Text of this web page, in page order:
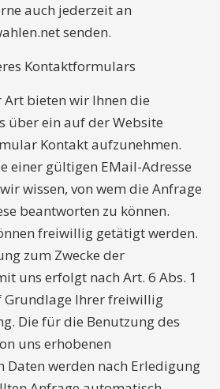
auch jederzeit an
senden.
Kontaktformulars
Art bieten wir Ihnen die
über ein auf der Website
Kontakt aufzunehmen.
einer gültigen EMail-Adresse
wissen, von wem die Anfrage
beantworten zu können.
freiwillig getätigt werden.
zum Zwecke der
uns erfolgt nach Art. 6 Abs. 1
Grundlage Ihrer freiwillig
Die für die Benutzung des
uns erhobenen
Daten werden nach Erledigung